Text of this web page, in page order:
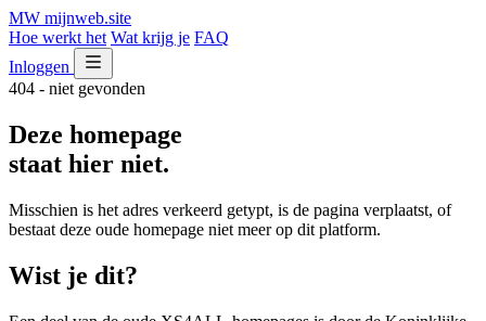
MW mijnweb.site
Hoe werkt het Wat krijg je FAQ
Inloggen
404 - niet gevonden
Deze homepage
staat hier niet.
Misschien is het adres verkeerd getypt, is de pagina verplaatst, of
bestaat deze oude homepage niet meer op dit platform.
Wist je dit?